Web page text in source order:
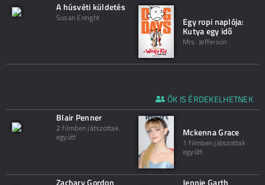
A húsvéti küldetés
Susan Enright Egy ropi naplója:
Kutya egy idő
Mrs. Jefferson
ŐK IS ÉRDEKELHETNEK
Blair Penner
2 filmben játszottak
együtt Mckenna Grace
1 filmben játszottak
együtt
Zachary Gordon Jennie Garth